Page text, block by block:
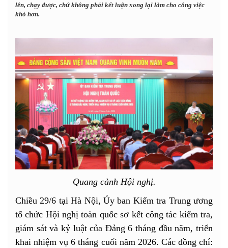
lên, chạy được, chứ không phải kết luận xong lại làm cho công việc
khó hơn.
Quang cảnh Hội nghị.
Chiều 29/6 tại Hà Nội, Ủy ban Kiểm tra Trung ương
tổ chức Hội nghị toàn quốc sơ kết công tác kiểm tra,
giám sát và kỷ luật của Đảng 6 tháng đầu năm, triển
khai nhiệm vụ 6 tháng cuối năm 2026. Các đồng chí: